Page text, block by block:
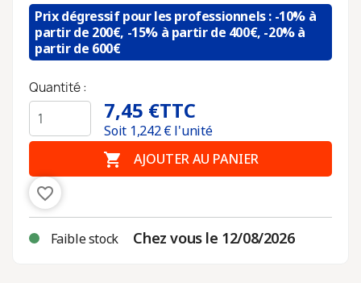
Prix dégressif pour les professionnels : -10% à
partir de 200€, -15% à partir de 400€, -20% à
partir de 600€
Quantité :
7,45 €TTC
Soit 1,242€ l'unité
 AJOUTER AU PANIER
favorite_border
Faible stock Chez vous le 12/08/2026